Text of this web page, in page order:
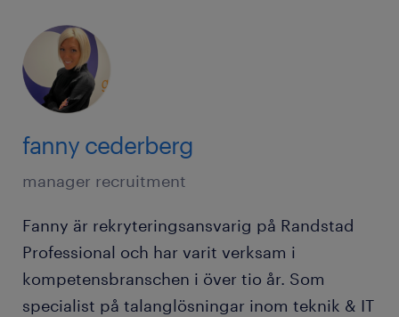
fanny cederberg
manager recruitment
Fanny är rekryteringsansvarig på Randstad
Professional och har varit verksam i
kompetensbranschen i över tio år. Som
specialist på talanglösningar inom teknik & IT